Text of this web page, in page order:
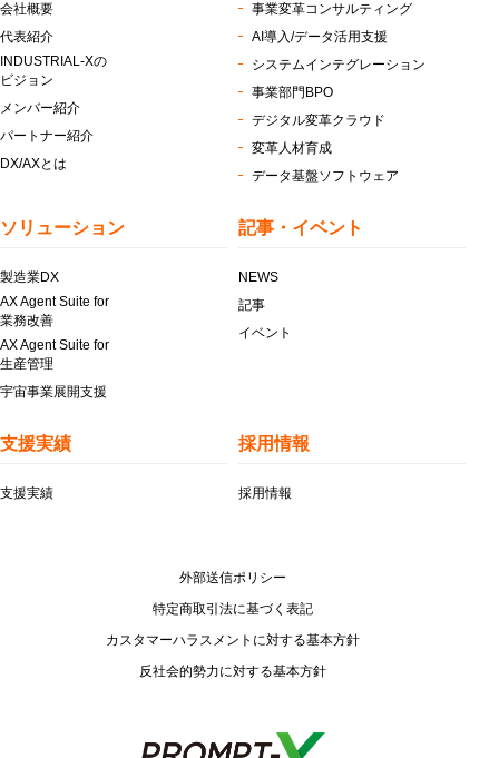
会社概要
代表紹介
INDUSTRIAL-Xの
ビジョン
メンバー紹介
パートナー紹介
DX/AXとは
事業変革コンサルティング
AI導入/データ活用支援
システムインテグレーション
事業部門BPO
デジタル変革クラウド
変革人材育成
データ基盤ソフトウェア
ソリューション
製造業DX
AX Agent Suite for
業務改善
AX Agent Suite for
生産管理
宇宙事業展開支援
記事・イベント
NEWS
記事
イベント
支援実績
支援実績
採用情報
採用情報
外部送信ポリシー
特定商取引法に基づく表記
カスタマーハラスメントに対する基本方針
反社会的勢力に対する基本方針